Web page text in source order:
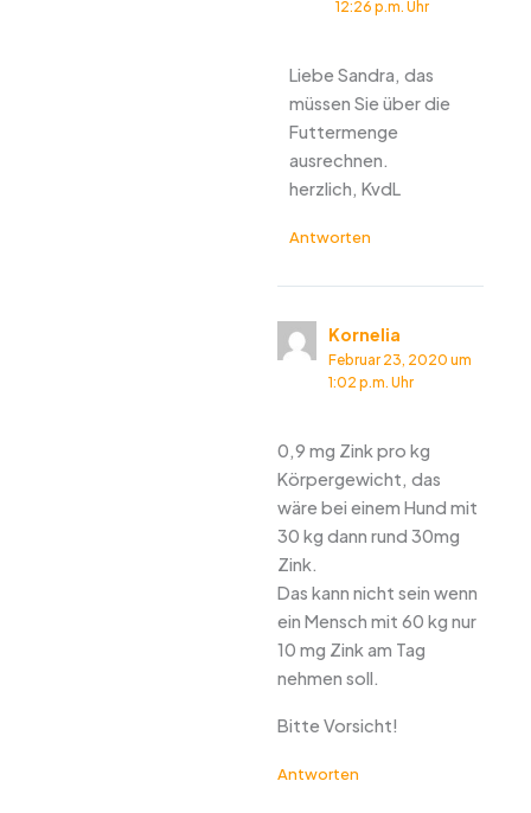
12:26 p.m. Uhr
Liebe Sandra, das
müssen Sie über die
Futtermenge
ausrechnen.
herzlich, KvdL
Antworten
Kornelia
Februar 23, 2020 um
1:02 p.m. Uhr
0,9 mg Zink pro kg
Körpergewicht, das
wäre bei einem Hund mit
30 kg dann rund 30mg
Zink.
Das kann nicht sein wenn
ein Mensch mit 60 kg nur
10 mg Zink am Tag
nehmen soll.
Bitte Vorsicht!
Antworten